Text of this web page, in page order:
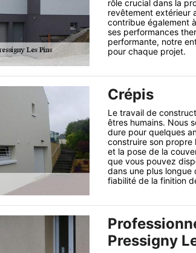
rôle crucial dans la
revêtement extérieur
contribue également
ses performances
performante, notre
pour chaque projet.
Crépis
Le travail de
êtres humains. Nous
dure pour quelques
construire son propre
et la pose de la
que vous pouvez
dans une plus longue
fiabilité de la finition
Pressigny